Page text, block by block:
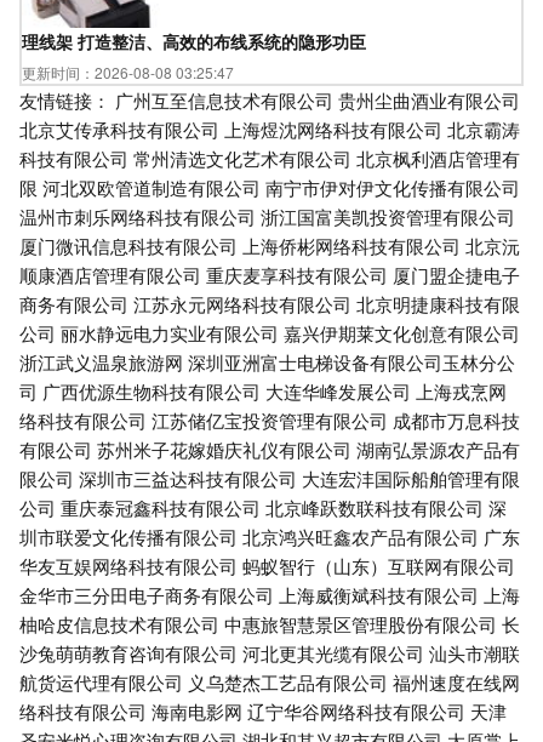
理线架 打造整洁、高效的布线系统的隐形功臣
更新时间：2026-08-08 03:25:47
友情链接： 广州互至信息技术有限公司 贵州尘曲酒业有限公司
北京艾传承科技有限公司 上海煜沈网络科技有限公司 北京霸涛
科技有限公司 常州清选文化艺术有限公司 北京枫利酒店管理有
限 河北双欧管道制造有限公司 南宁市伊对伊文化传播有限公司
温州市刺乐网络科技有限公司 浙江国富美凯投资管理有限公司
厦门微讯信息科技有限公司 上海侨彬网络科技有限公司 北京沅
顺康酒店管理有限公司 重庆麦享科技有限公司 厦门盟企捷电子
商务有限公司 江苏永元网络科技有限公司 北京明捷康科技有限
公司 丽水静远电力实业有限公司 嘉兴伊期莱文化创意有限公司
浙江武义温泉旅游网 深圳亚洲富士电梯设备有限公司玉林分公
司 广西优源生物科技有限公司 大连华峰发展公司 上海戎烹网
络科技有限公司 江苏储亿宝投资管理有限公司 成都市万息科技
有限公司 苏州米子花嫁婚庆礼仪有限公司 湖南弘景源农产品有
限公司 深圳市三益达科技有限公司 大连宏沣国际船舶管理有限
公司 重庆泰冠鑫科技有限公司 北京峰跃数联科技有限公司 深
圳市联爱文化传播有限公司 北京鸿兴旺鑫农产品有限公司 广东
华友互娱网络科技有限公司 蚂蚁智行（山东）互联网有限公司
金华市三分田电子商务有限公司 上海威衡斌科技有限公司 上海
柚哈皮信息技术有限公司 中惠旅智慧景区管理股份有限公司 长
沙兔萌萌教育咨询有限公司 河北更其光缆有限公司 汕头市潮联
航货运代理有限公司 义乌楚杰工艺品有限公司 福州速度在线网
络科技有限公司 海南电影网 辽宁华谷网络科技有限公司 天津